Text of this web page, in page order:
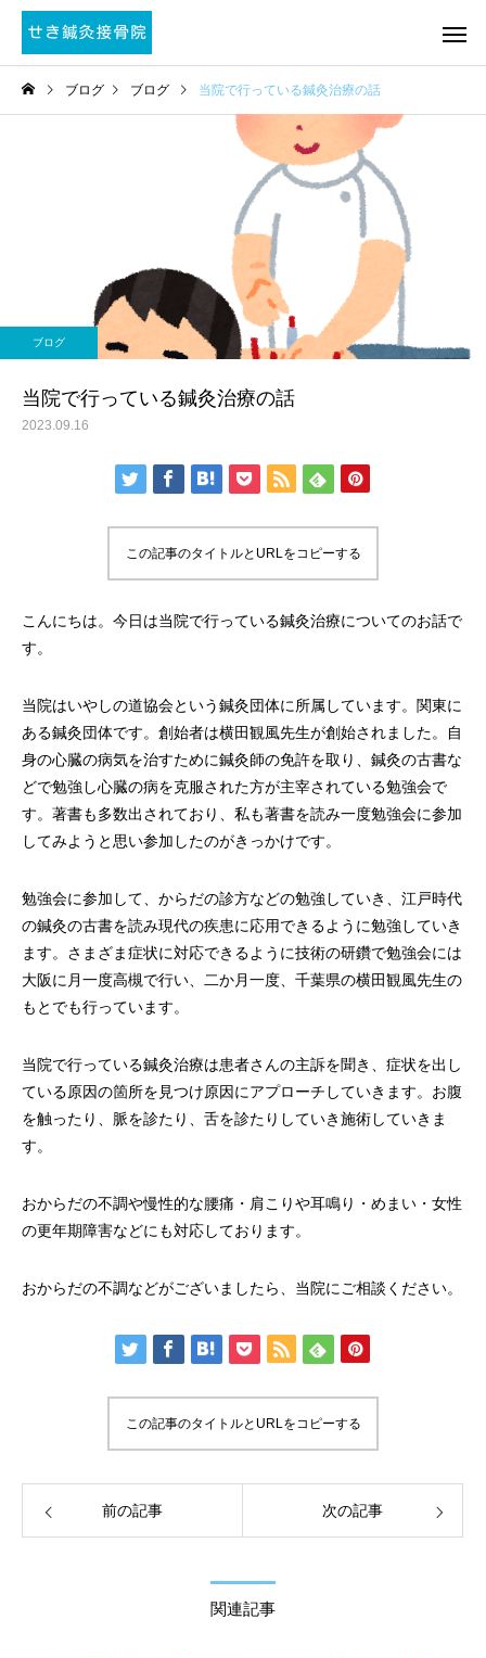
ブログ ブログ 当院で行っている鍼灸治療の話
ブログ
当院で行っている鍼灸治療の話
2023.09.16
この記事のタイトルとURLをコピーする
こんにちは。今日は当院で行っている鍼灸治療についてのお話で
す。
当院はいやしの道協会という鍼灸団体に所属しています。関東に
ある鍼灸団体です。創始者は横田観風先生が創始されました。自
身の心臓の病気を治すために鍼灸師の免許を取り、鍼灸の古書な
どで勉強し心臓の病を克服された方が主宰されている勉強会で
す。著書も多数出されており、私も著書を読み一度勉強会に参加
してみようと思い参加したのがきっかけです。
勉強会に参加して、からだの診方などの勉強していき、江戸時代
の鍼灸の古書を読み現代の疾患に応用できるように勉強していき
ます。さまざま症状に対応できるように技術の研鑽で勉強会には
大阪に月一度高槻で行い、二か月一度、千葉県の横田観風先生の
もとでも行っています。
当院で行っている鍼灸治療は患者さんの主訴を聞き、症状を出し
ている原因の箇所を見つけ原因にアプローチしていきます。お腹
を触ったり、脈を診たり、舌を診たりしていき施術していきま
す。
おからだの不調や慢性的な腰痛・肩こりや耳鳴り・めまい・女性
の更年期障害などにも対応しております。
おからだの不調などがございましたら、当院にご相談ください。
この記事のタイトルとURLをコピーする
前の記事 次の記事
関連記事